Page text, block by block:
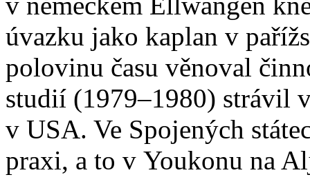
úvazku jako kaplan v
polovinu času věnoval
studií (1979–1980) strávil
v USA. Ve Spojených
praxi, a to v Youkonu na